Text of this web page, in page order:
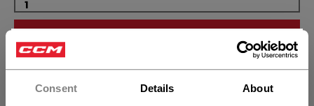
Consent Details About
Vous souhaitez expédier des
produits aux États-Unis ?
AJOUTER AU SAC
TROUVER EN MAGASIN